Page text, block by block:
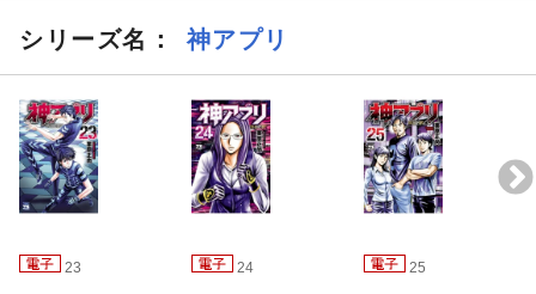
シリーズ名： 神アプリ
23 24 25